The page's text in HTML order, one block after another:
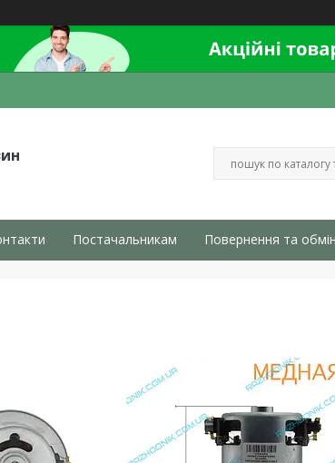
Постачальникам Повернення та обмін